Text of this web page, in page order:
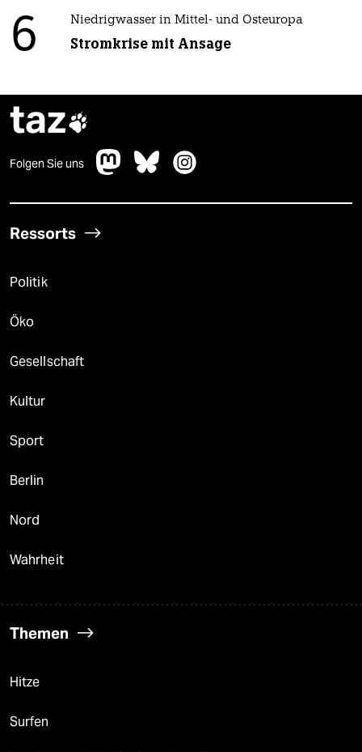
6 Niedrigwasser in Mittel- und Osteuropa
Stromkrise mit Ansage
taz
Folgen Sie uns
Ressorts
Politik
Öko
Gesellschaft
Kultur
Sport
Berlin
Nord
Wahrheit
Themen
Hitze
Surfen